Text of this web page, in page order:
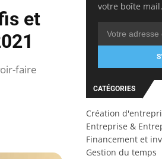
et
faire
votre boîte mail.
CATÉGORIES
Création
Entreprise &
Financement et
Gestion du temps